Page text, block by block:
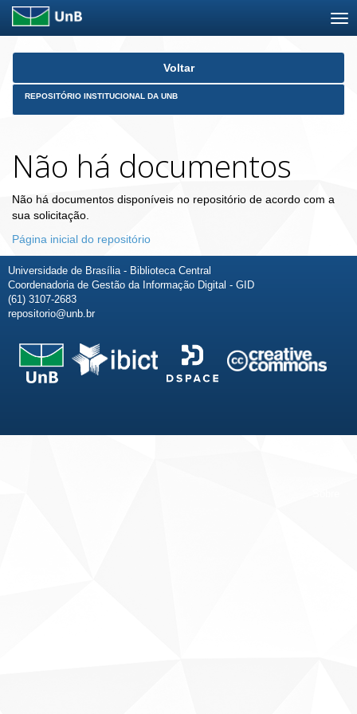
Skip
Voltar
REPOSITÓRIO INSTITUCIONAL DA UNB
Não há documentos
Não há documentos disponíveis no repositório de acordo com a
sua solicitação.
Página inicial do repositório
Universidade de Brasília - Biblioteca Central
Coordenadoria de Gestão da Informação Digital - GID
(61) 3107-2683
repositorio@unb.br